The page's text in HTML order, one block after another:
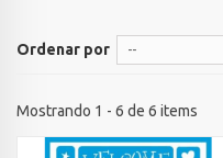
Ordenar por --
Mostrando 1 - 6 de 6 items